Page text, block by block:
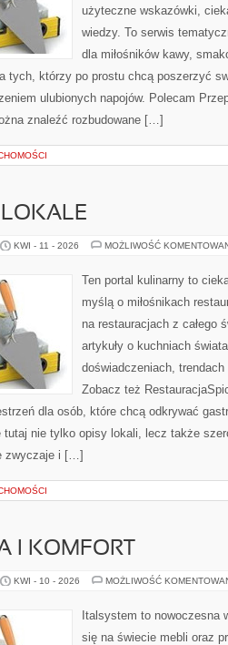
użyteczne wskazówki,
wiedzy. To serwis
dla miłośników kawy,
tych, którzy po prostu chcą poszerzyć
ulubionych napojów. Polecam
znaleźć rozbudowane […]
KWI - 11 - 2026 MOŻLIWOŚĆ
Ten portal kulinarny to
myślą o miłośnikach
na restauracjach z całego
artykuły o kuchniach
doświadczeniach,
Zobacz też
dla osób, które chcą odkrywać
tutaj nie tylko opisy lokali, lecz także
zwyczaje i […]
I KOMFORT
KWI - 10 - 2026 MOŻLIWOŚĆ
Italsystem to nowoczesna
się na świecie mebli oraz